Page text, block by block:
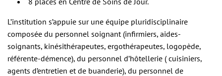
L’institution s’appuie sur une équipe pluridisciplinaire
composée du personnel soignant (infirmiers, aides-
soignants, kinésithérapeutes, ergothérapeutes, logopède,
référente-démence), du personnel d’hôtellerie ( cuisiniers,
agents d’entretien et de buanderie), du personnel de